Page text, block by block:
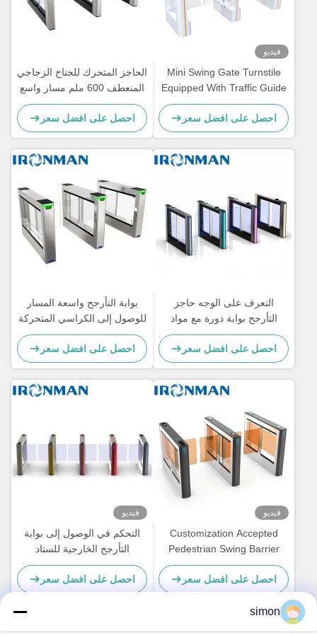
فيديو
Mini Swing Gate Turnstile
Equipped With Traffic Guide
Light Cost Effective Choice
For Residential Area Entry
Security
احصل على افضل سعر
الحاجز المتحرك للجناح الزجاجي
المنعطف 600 ملم مسار واسع
للمناطق ذات حركة المرور
العالية
احصل على افضل سعر
التعرف على الوجه حاجز
التأرجح بوابة دورة مع مواد
سبيكة الألومنيوم ومحرك DC
بدون فرشاة
احصل على افضل سعر
بوابة التأرجح واسعة المسار
للوصول إلى الكراسي المتحركة
احصل على افضل سعر
فيديو
Customization Accepted
Pedestrian Swing Barrier
Turnstile Of Face
Recognition
احصل على افضل سعر
فيديو
التحكم في الوصول إلى بوابة
التأرجح الخارجية للستاد
احصل على افضل سعر
simon